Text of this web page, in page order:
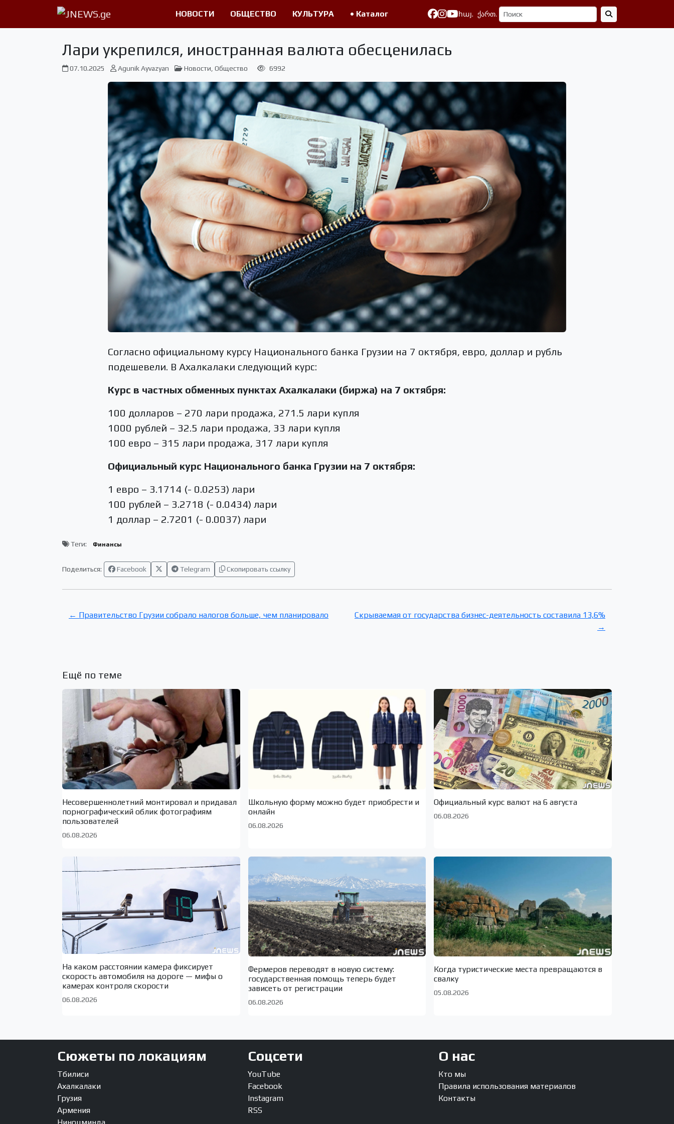
НОВОСТИ ОБЩЕСТВО КУЛЬТУРА • Каталог հայ. ქართ.
Лари укрепился, иностранная валюта обесценилась
07.10.2025 Agunik Ayvazyan Новости Общество 6992
Согласно официальному курсу Национального банка Грузии на 7 октября, евро, доллар и рубль
подешевели. В Ахалкалаки следующий курс:
Курс в частных обменных пунктах Ахалкалаки (биржа) на 7 октября:
100 долларов – 270 лари продажа, 271.5 лари купля
1000 рублей – 32.5 лари продажа, 33 лари купля
100 евро – 315 лари продажа, 317 лари купля
Официальный курс Национального банка Грузии на 7 октября:
1 евро – 3.1714 (- 0.0253) лари
100 рублей – 3.2718 (- 0.0434) лари
1 доллар – 2.7201 (- 0.0037) лари
Теги: Финансы
Поделиться: Facebook Telegram Скопировать ссылку
← Правительство Грузии собрало налогов больше, чем планировало
Cкрываемая от государства бизнес-деятельность составила 13,6%
→
Ещё по теме
Несовершеннолетний монтировал и придавал
порнографический облик фотографиям
пользователей
06.08.2026
Школьную форму можно будет приобрести и
онлайн
06.08.2026
Официальный курс валют на 6 августа
06.08.2026
На каком расстоянии камера фиксирует
скорость автомобиля на дороге — мифы о
камерах контроля скорости
06.08.2026
Фермеров переводят в новую систему:
государственная помощь теперь будет
зависеть от регистрации
06.08.2026
Когда туристические места превращаются в
свалку
05.08.2026
Сюжеты по локациям
Тбилиси
Ахалкалаки
Грузия
Армения
Соцсети
YouTube
Facebook
Instagram
RSS
О нас
Кто мы
Правила использования материалов
Контакты